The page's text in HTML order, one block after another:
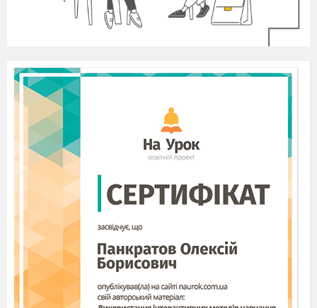
Після того як висловляться всі, учасникам
пропонується ще раз подумати і вирішити
говорили - це ваша думка, і вона має право на
існування, її ви спробували аргументувати.
Хочеться лише додати, що нарівні з цим не менш
важливим є те, в якій державі живе людина, які є
у нього можливості для реалізації своїх прав.
Міні-лекція
«Історія та особливості
виникнення та еволюції права на свободу
думки і слова, на вільне вираження своїх
поглядів і переконань»(8 хв.), див. додаток 1.
Вправа «Права
людини в
новинах» ( 10 хв.)
Методика проведення :Прочитайте
учасникам уголос наступний текст:«Більш ніж
будь-коли раніше сучасний світ має доступ до